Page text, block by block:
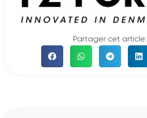
Partager cet article: